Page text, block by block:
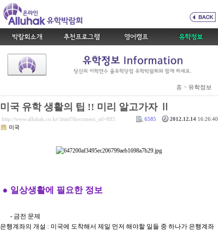
홈 > 유학정보
미국 유학 생활의 팁 !! 미리 알고가자 Ⅱ
http://www.alluhak.co.kr/.html?document_srl=885 2012.12.14 16:26:40
6585
미국
● 일상생활에 필요한 정보
- 금전 문제
은행계좌의 개설 : 미국에 도착해서 제일 먼저 해야할 일들 중 하나가 은행계좌